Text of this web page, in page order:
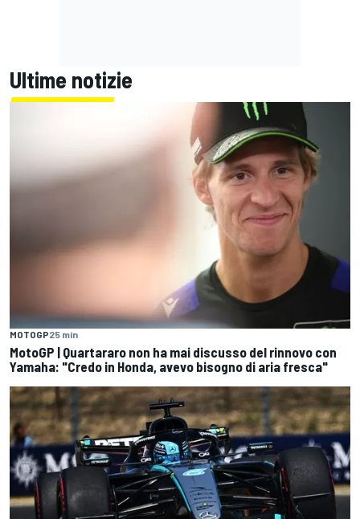
Ultime notizie
MOTOGP25 min
MotoGP | Quartararo non ha mai discusso del rinnovo con
Yamaha: "Credo in Honda, avevo bisogno di aria fresca"